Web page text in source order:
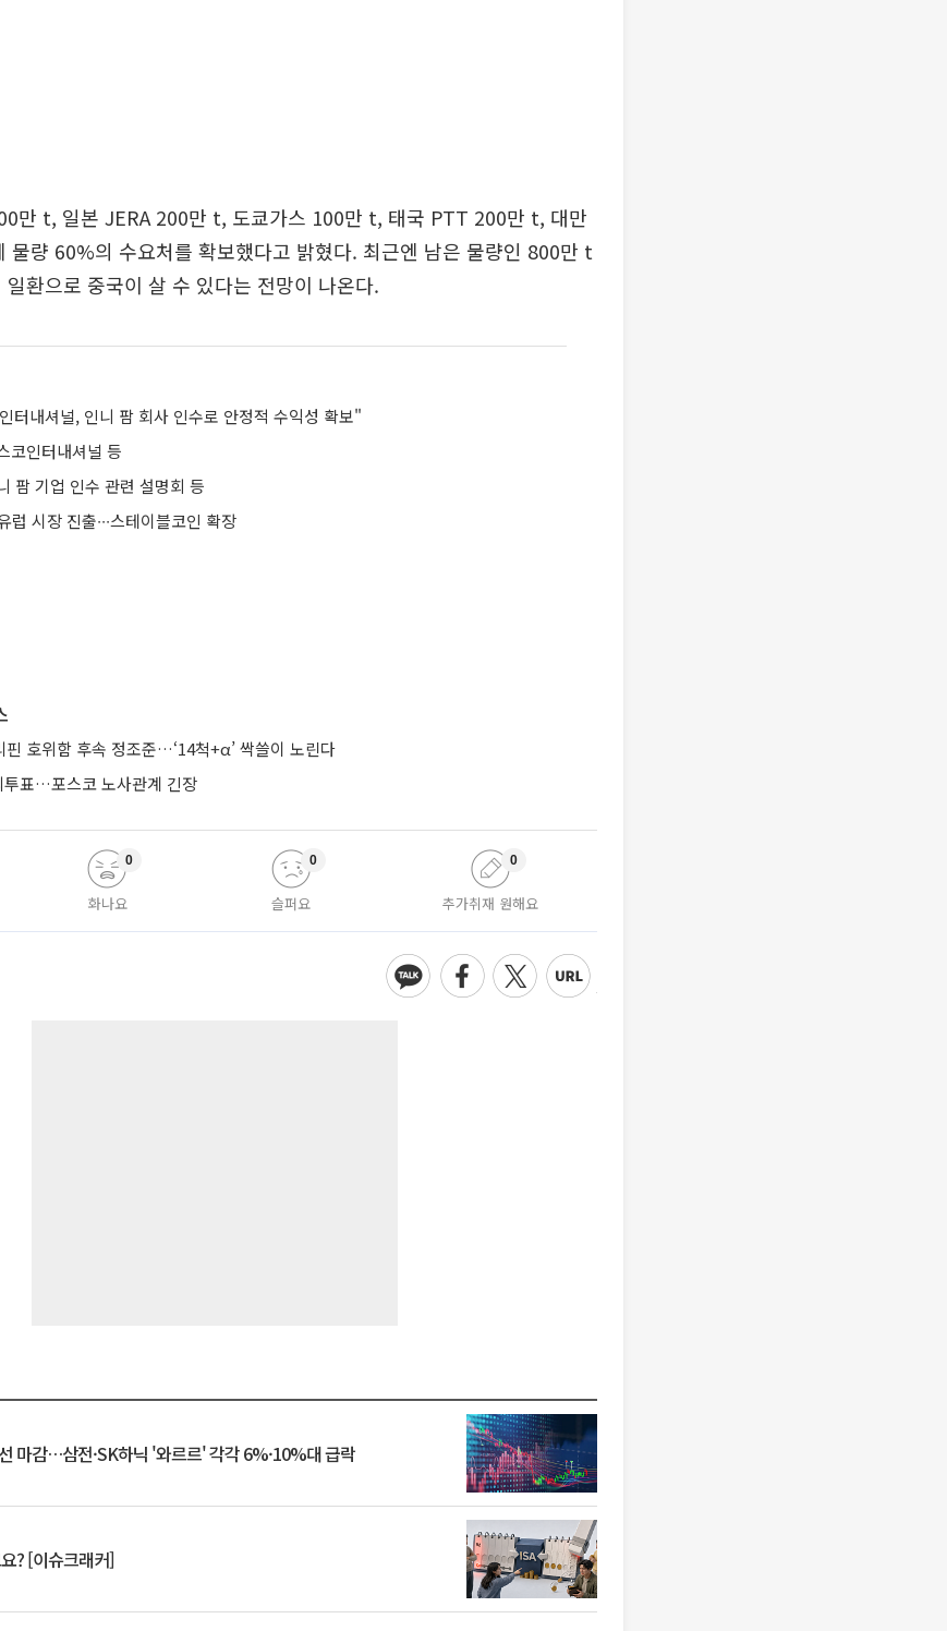
만 t, 일본 JERA 200만 t, 도쿄가스 100만 t, 태국 PTT 200만 t, 대만
물량 60%의 수요처를 확보했다고 밝혔다. 최근엔 남은 물량인 800만 t
일환으로 중국이 살 수 있다는 전망이 나온다.
터내셔널, 인니 팜 회사 인수로 안정적 수익성 확보"
코인터내셔널 등
팜 기업 인수 관련 설명회 등
시장 진출∙∙∙스테이블코인 확장
호위함 후속 정조준…‘14척+α’ 싹쓸이 노린다
투표…포스코 노사관계 긴장
화나요
0
슬퍼요
0
추가취재 원해요
0
마감…삼전·SK하닉 '와르르' 각각 6%·10%대 급락
? [이슈크래커]